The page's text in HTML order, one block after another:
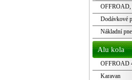
OFFROAD,
Dodávkové
Nákladní
Alu kola
OFFROAD
Karavan